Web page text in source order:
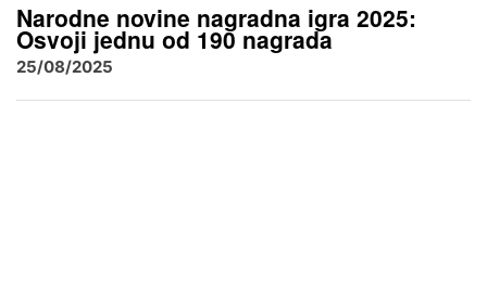
Narodne novine nagradna igra 2025:
Osvoji jednu od 190 nagrada
25/08/2025